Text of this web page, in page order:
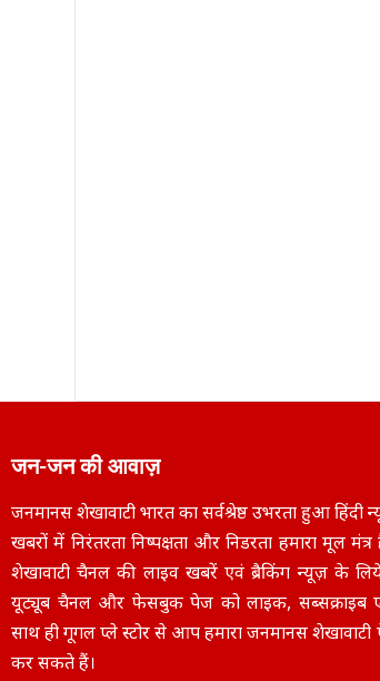
जन-जन की आवाज़
जनमानस शेखावाटी भारत का सर्वश्रेष्ठ उभरता हुआ हिंदी
खबरों में निरंतरता निष्पक्षता और निडरता हमारा मूल
शेखावाटी चैनल की लाइव खबरें एवं ब्रैकिंग न्यूज़ के
यूट्यूब चैनल और फेसबुक पेज को लाइक, सब्सक्राइब
साथ ही गूगल प्ले स्टोर से आप हमारा जनमानस शेखावाटी
कर सकते हैं।